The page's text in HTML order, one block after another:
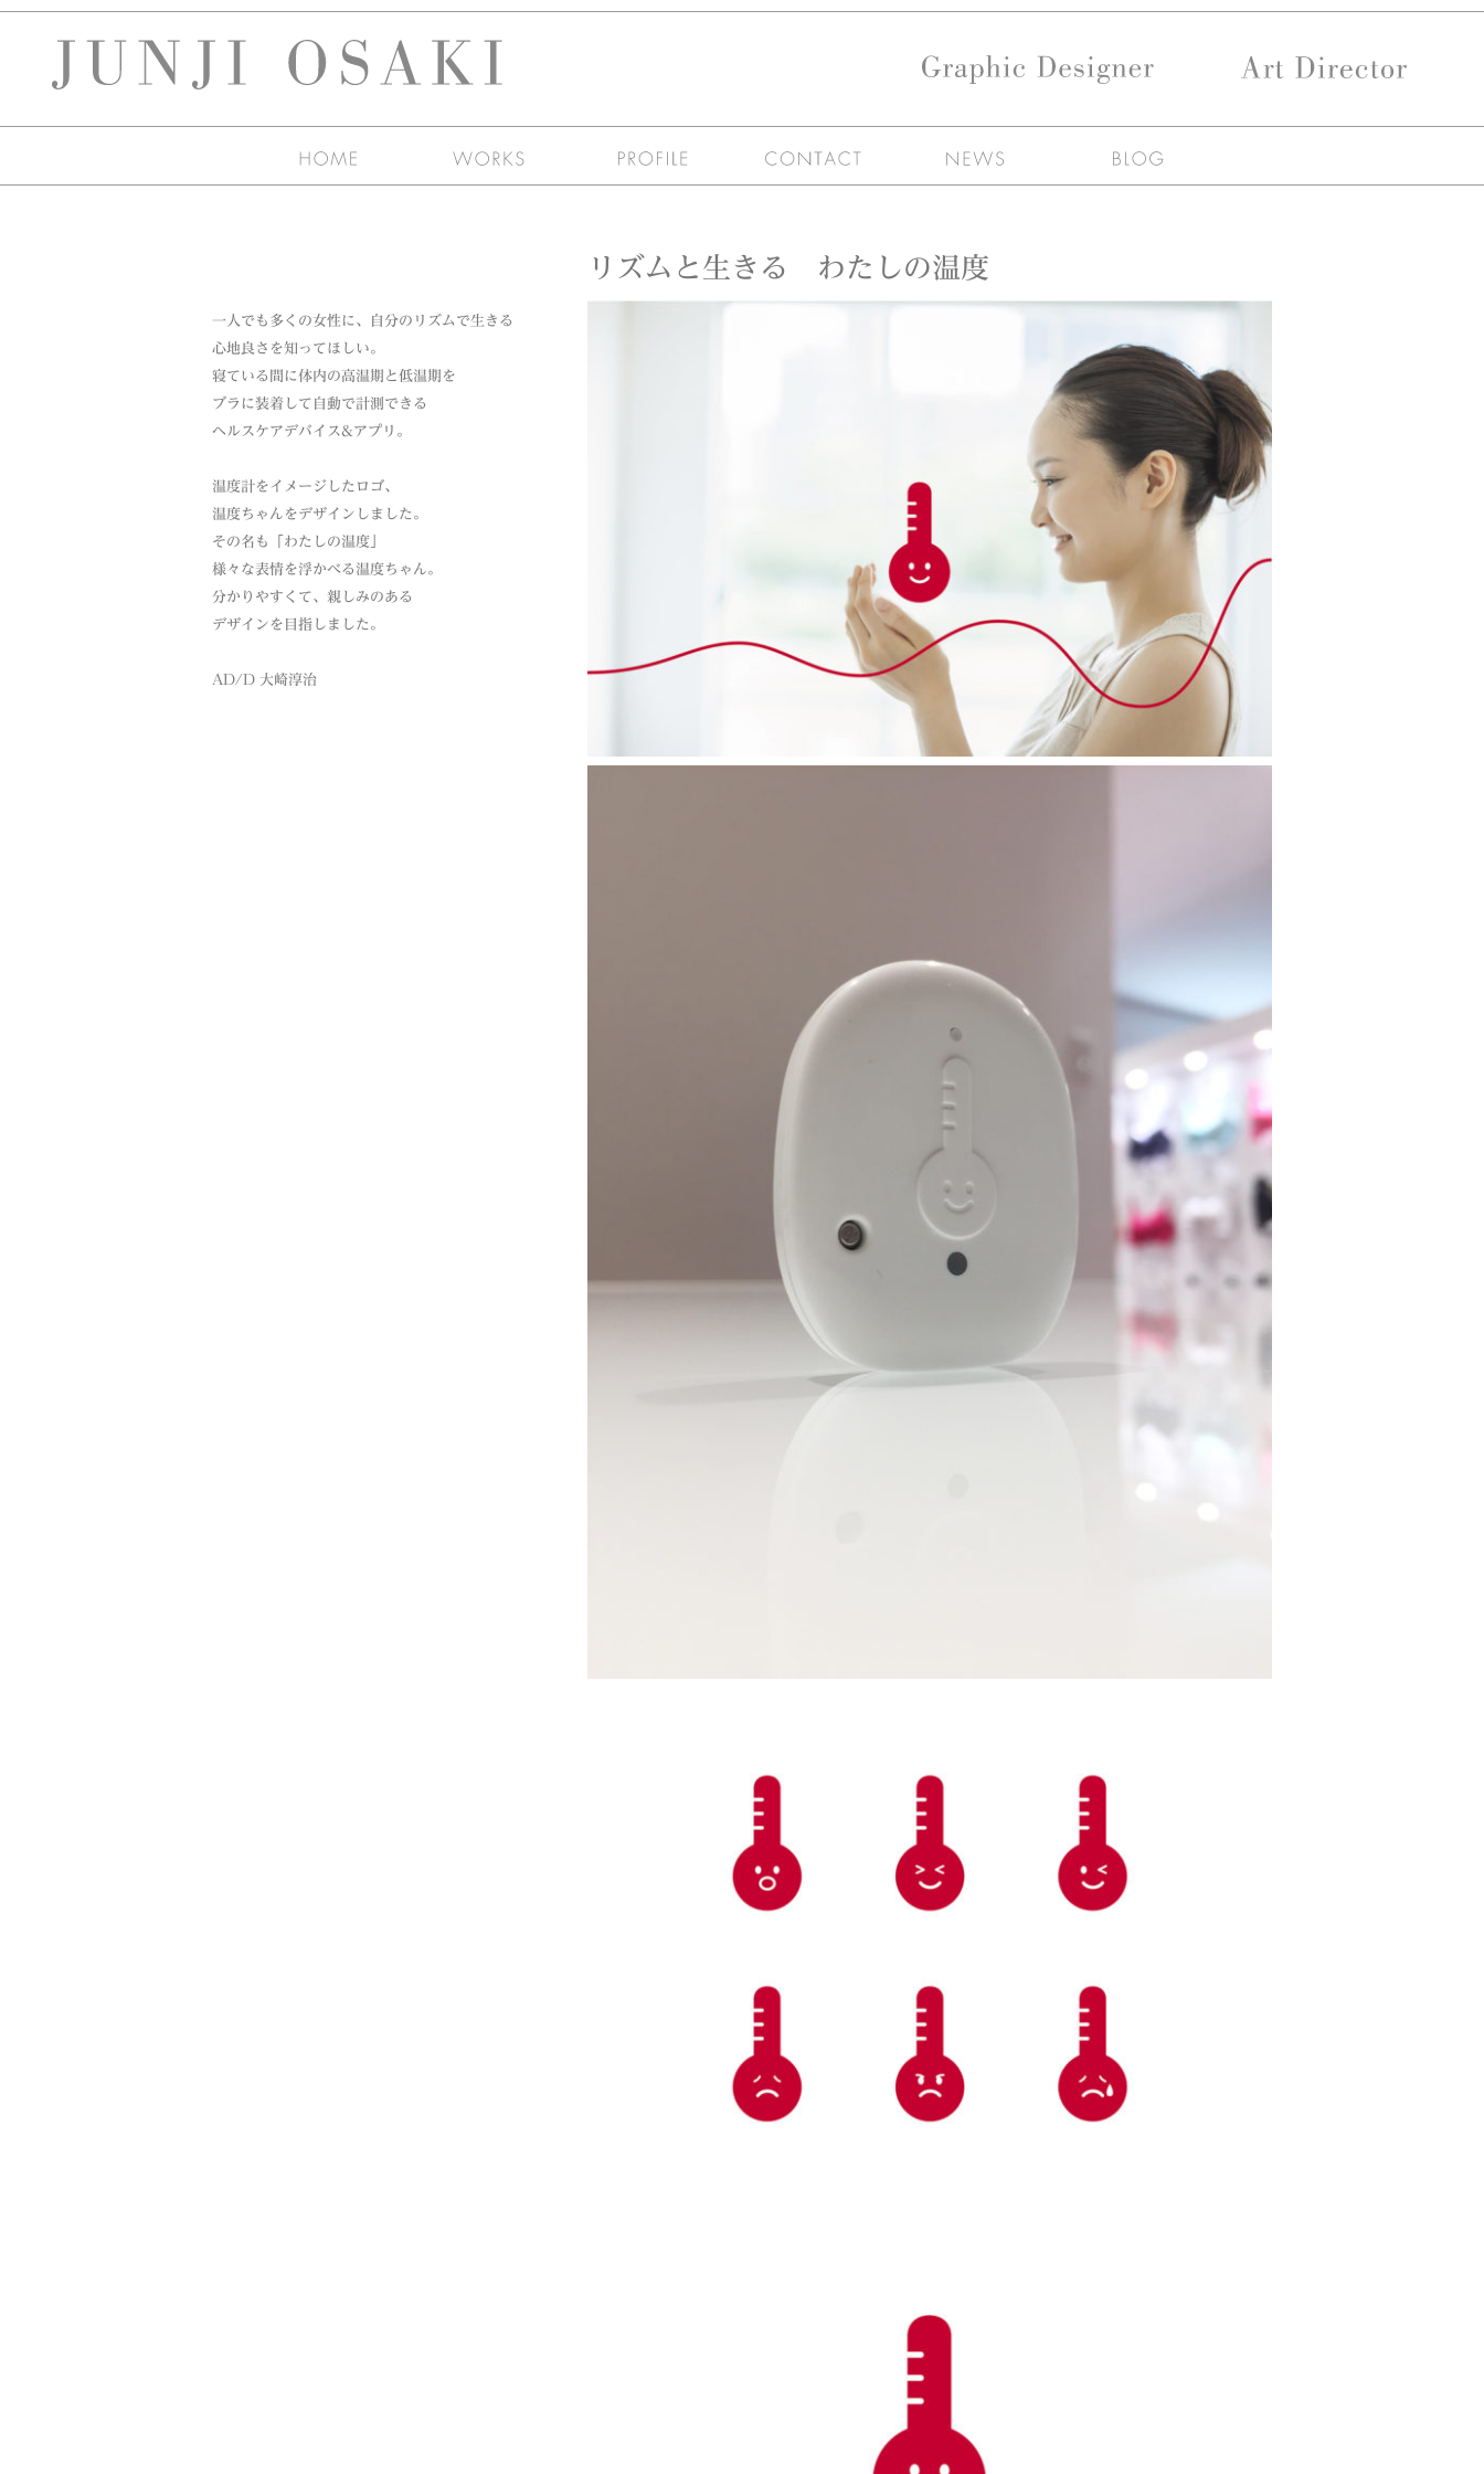
一人でも多くの女性に、自分のリズムで生きる
心地良さを知ってほしい。
寝ている間に体内の高温期と低温期を
ブラに装着して自動で計測できる
ヘルスケアデバイス&アプリ。
温度計をイメージしたロゴ、
温度ちゃんをデザインしました。
その名も「わたしの温度」
様々な表情を浮かべる温度ちゃん。
分かりやすくて、親しみのある
デザインを目指しました。
AD/D 大崎淳治
リズムと生きる わたしの温度